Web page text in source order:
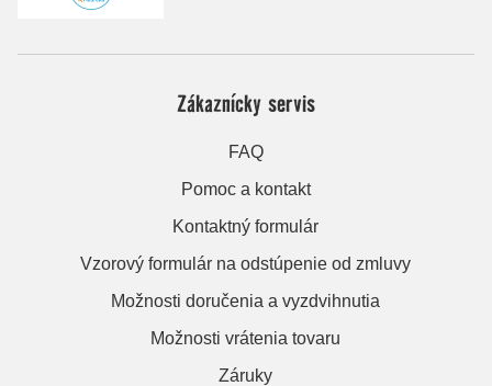
Zákaznícky servis
FAQ
Pomoc a kontakt
Kontaktný formulár
Vzorový formulár na odstúpenie od zmluvy
Možnosti doručenia a vyzdvihnutia
Možnosti vrátenia tovaru
Záruky